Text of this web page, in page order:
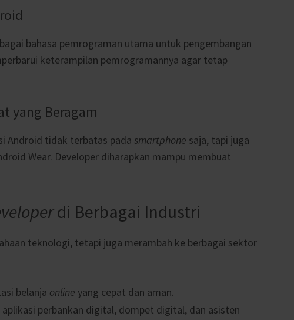
bahasa pemrograman utama untuk pengembangan
keterampilan pemrogramannya agar tetap
yang Beragam
Android tidak terbatas pada smartphone saja, tapi juga
Wear. Developer diharapkan mampu membuat
di Berbagai Industri
teknologi, tetapi juga merambah ke berbagai sektor
belanja online yang cepat dan aman.
perbankan digital, dompet digital, dan asisten